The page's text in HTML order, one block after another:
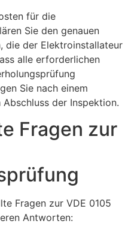
für die
Sie den genauen
die der Elektroinstallateur
alle erforderlichen
Sie nach einem
der Inspektion.
Fragen zur
Fragen zur VDE 0105
Antworten: